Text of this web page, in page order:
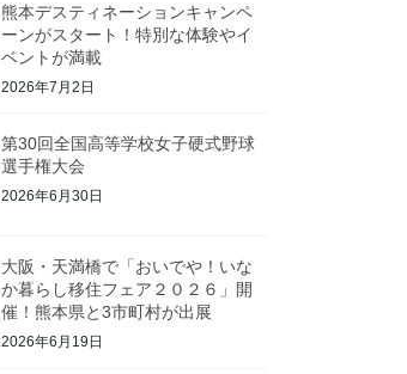
熊本デスティネーションキャンペ
ーンがスタート！特別な体験やイ
ベントが満載
2026年7月2日
第30回全国高等学校女子硬式野球
選手権大会
2026年6月30日
大阪・天満橋で「おいでや！いな
か暮らし移住フェア２０２６」開
催！熊本県と3市町村が出展
2026年6月19日